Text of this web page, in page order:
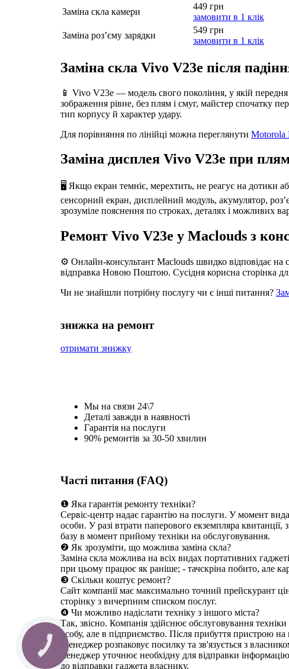
Заміна скла камери
449 грн
замовити в 1 клік
Заміна роз’єму зарядки
549 грн
замовити в 1 клік
Заміна скла Vivo V23e після
📱 Vivo V23e — модель свого покоління, у якій
зображення рівне, без плям і смуг, майстер спочатку
тип корпусу й характер удару.
Для порівняння по лінійці можна переглянути Motorola
Заміна дисплея Vivo V23e при
🖥️ Якщо екран темніє, мерехтить, не реагує на дотики
сенсорний екран, дисплейний модуль, акумулятор,
зрозуміле пояснення по строках, деталях і можливих
Ремонт Vivo V23e у Maclouds з
⚙️ Онлайн-консультант Maclouds швидко відповідає на
відправка Новою Поштою. Сусідня корисна сторінка
Чи не знайшли потрібну послугу чи є інші питання?
знижка на ремонт
отримати знижку
Мы на связи 24\7
Деталі завжди в наявності
Гарантія на послуги
90% ремонтів за 30-50 хвилин
Часті питання (FAQ)
❶ Яка гарантія ремонту техніки?
Сервіс-центр надає гарантію на послуги. У момент
особи. У разі втрати паперового екземпляра
базу в момент прийому техніки на обслуговування.
❷ Як зрозуміти, що можлива заміна скла?
Заміна скла можлива на всіх видах портативних
при цьому працює як раніше; - тачскріна побито, але
❸ Скільки коштує ремонт?
Сайт компанії має максимально точний прейскурант
сторінку з вичерпним списком послуг.
❹ Чи можливо надіслати техніку з іншого міста?
Так, звісно. Компанія здійснює обслуговування
особу, але в підприємство. Після прибуття пристрою
Менеджер розпаковує посилку та зв'язується з
менеджер уточнює необхідну для відправки
до відправки гаджета власнику.
КНОПКА
СВЯЗИ